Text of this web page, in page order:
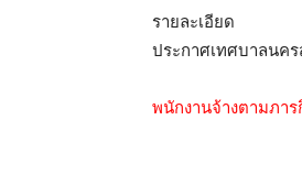
รายละเอียด
ประกาศเทศบาลนคร
พนักงานจ้างตามภาร